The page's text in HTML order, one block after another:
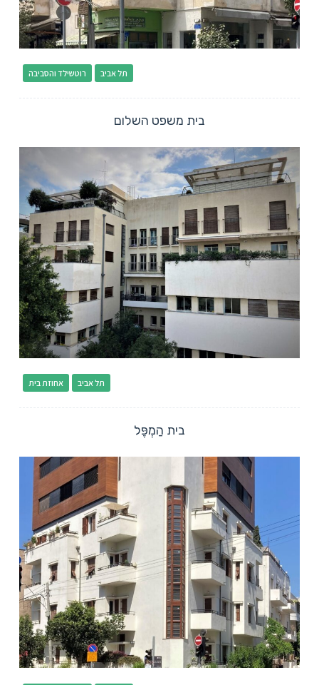
רוטשילד והסביבה תל אביב
בית משפט השלום
אחוזת בית תל אביב
בית הַמְפֶּל